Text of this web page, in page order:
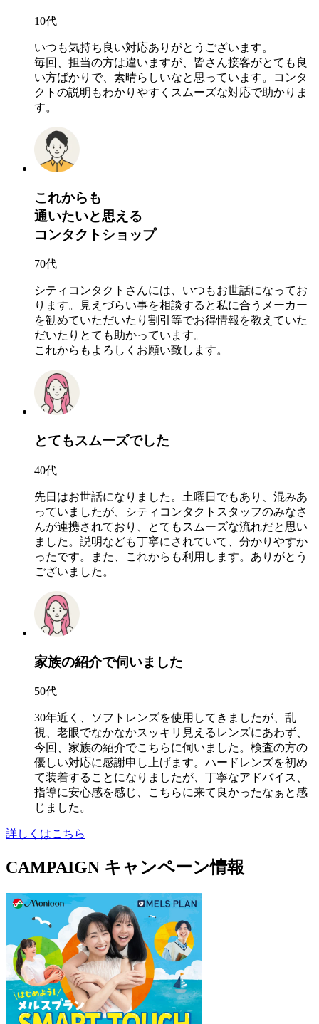
10代
いつも気持ち良い対応ありがとうございます。
毎回、担当の方は違いますが、皆さん接客がとても良
い方ばかりで、素晴らしいなと思っています。コンタ
クトの説明もわかりやすくスムーズな対応で助かりま
す。
これからも
通いたいと思える
コンタクトショップ
70代
シティコンタクトさんには、いつもお世話になってお
ります。見えづらい事を相談すると私に合うメーカー
を勧めていただいたり割引等でお得情報を教えていた
だいたりとても助かっています。
これからもよろしくお願い致します。
とてもスムーズでした
40代
先日はお世話になりました。土曜日でもあり、混みあ
っていましたが、シティコンタクトスタッフのみなさ
んが連携されており、とてもスムーズな流れだと思い
ました。説明なども丁寧にされていて、分かりやすか
ったです。また、これからも利用します。ありがとう
ございました。
家族の紹介で伺いました
50代
30年近く、ソフトレンズを使用してきましたが、乱
視、老眼でなかなかスッキリ見えるレンズにあわず、
今回、家族の紹介でこちらに伺いました。検査の方の
優しい対応に感謝申し上げます。ハードレンズを初め
て装着することになりましたが、丁寧なアドバイス、
指導に安心感を感じ、こちらに来て良かったなぁと感
じました。
詳しくはこちら
CAMPAIGN キャンペーン情報